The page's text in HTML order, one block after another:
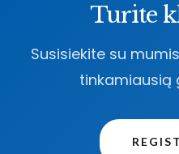
Turite
Susisiekite su
tinkamiausią